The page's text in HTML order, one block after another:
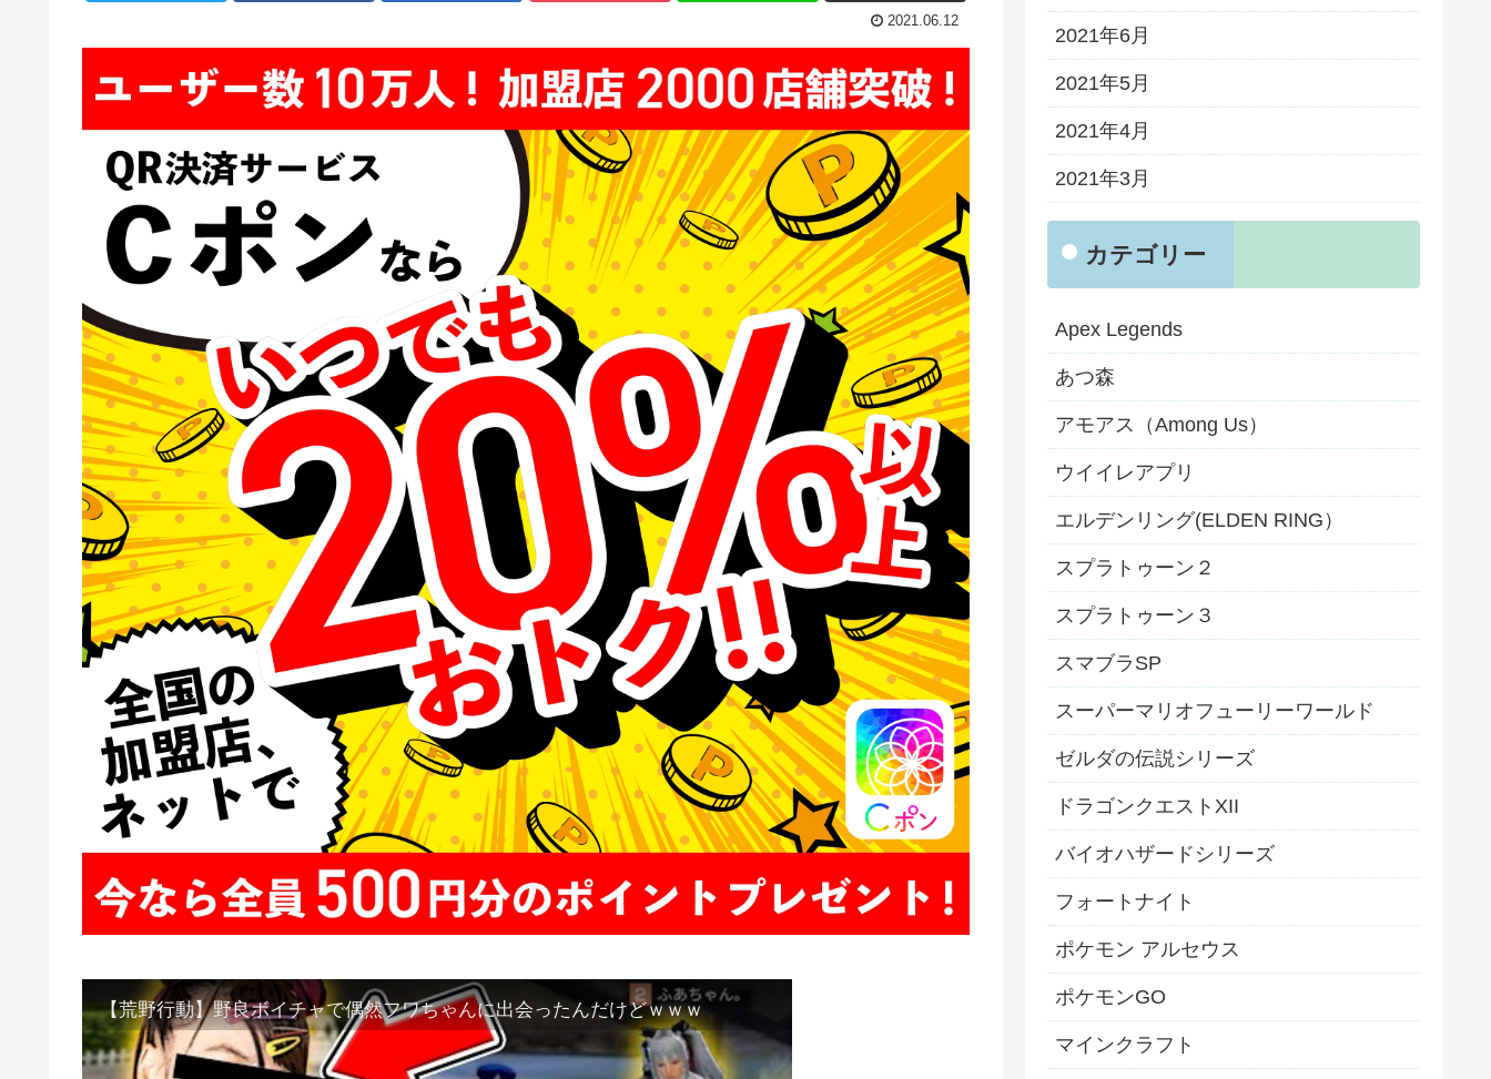
2021.06.12
【荒野行動】野良ボイチャで偶然フワちゃんに出会ったんだけどｗｗｗ
2021年6月
2021年5月
2021年4月
2021年3月
カテゴリー
Apex Legends
あつ森
アモアス（Among Us）
ウイイレアプリ
エルデンリング(ELDEN RING）
スプラトゥーン２
スプラトゥーン３
スマブラSP
スーパーマリオフューリーワールド
ゼルダの伝説シリーズ
ドラゴンクエストXII
バイオハザードシリーズ
フォートナイト
ポケモン アルセウス
ポケモンGO
マインクラフト